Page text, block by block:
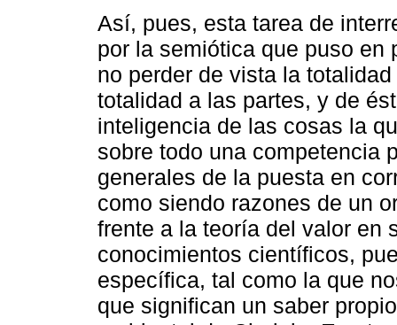
Así, pues, esta tarea de
por la semiótica que puso en
no perder de vista la
totalidad a las partes, y de
inteligencia de las cosas la
sobre todo una competencia
generales de la puesta en
como siendo razones de un
frente a la teoría del valor en
conocimientos científicos,
específica, tal como la que
que significan un saber